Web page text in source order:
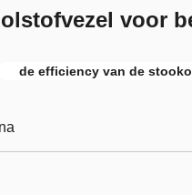
voor
de efficiency van de